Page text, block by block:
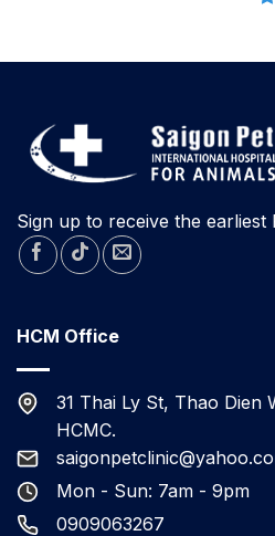
Sign up to receive the earliest
HCM Office
31 Thai Ly St, Thao Dien
HCMC.
Mon - Sun: 7am - 9pm
0909063267